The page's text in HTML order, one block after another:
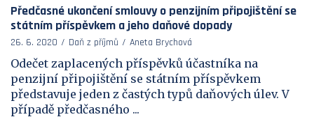
Předčasné ukončení smlouvy o penzijním připojištění se
státním příspěvkem a jeho daňové dopady
26. 6. 2020 Daň z příjmů Aneta Brychová
Odečet zaplacených příspěvků účastníka na
penzijní připojištění se státním příspěvkem
představuje jeden z častých typů daňových úlev. V
případě předčasného ...